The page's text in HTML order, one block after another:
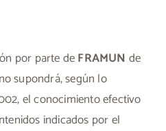
por parte deFRAMUN de
supondrá, según lo
el conocimiento efectivo
indicados por el